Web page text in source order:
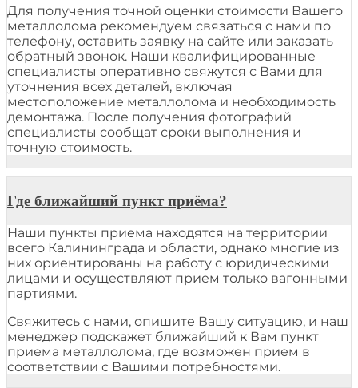
Для получения точной оценки стоимости Вашего
металлолома рекомендуем связаться с нами по
телефону, оставить заявку на сайте или заказать
обратный звонок. Наши квалифицированные
специалисты оперативно свяжутся с Вами для
уточнения всех деталей, включая
местоположение металлолома и необходимость
демонтажа. После получения фотографий
специалисты сообщат сроки выполнения и
точную стоимость.
Где ближайший пункт приёма?
Наши пункты приема находятся на территории
всего Калининграда и области, однако многие из
них ориентированы на работу с юридическими
лицами и осуществляют прием только вагонными
партиями.
Свяжитесь с нами, опишите Вашу ситуацию, и наш
менеджер подскажет ближайший к Вам пункт
приема металлолома, где возможен прием в
соответствии с Вашими потребностями.